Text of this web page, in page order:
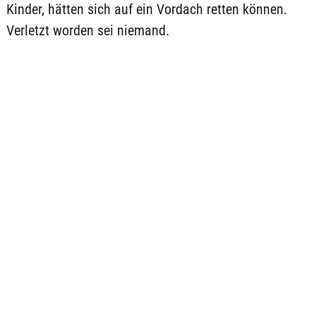
Kinder, hätten sich auf ein Vordach retten können.
Verletzt worden sei niemand.